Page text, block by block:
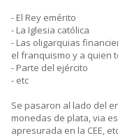
- El Rey emérito
- La Iglesia católica
- Las oligarquias
el franquismo y a quien
- Parte del ejército
- etc
Se pasaron al lado del
monedas de plata, via
apresurada en la CEE,